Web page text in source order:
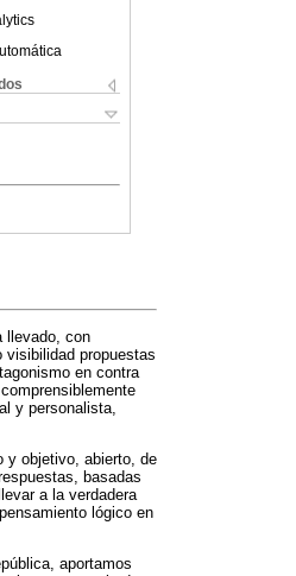
llevado, con
propuestas
en contra
y personalista,
y objetivo, abierto, de
basadas
a la verdadera
lógico en
aportamos